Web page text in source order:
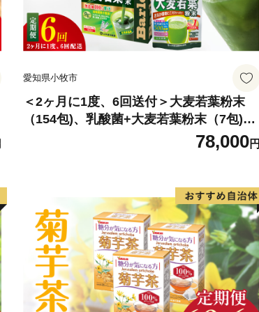
愛知県小牧市
＜2ヶ月に1度、6回送付＞大麦若葉粉末
（154包)、乳酸菌+大麦若葉粉末（7包)
78,000円